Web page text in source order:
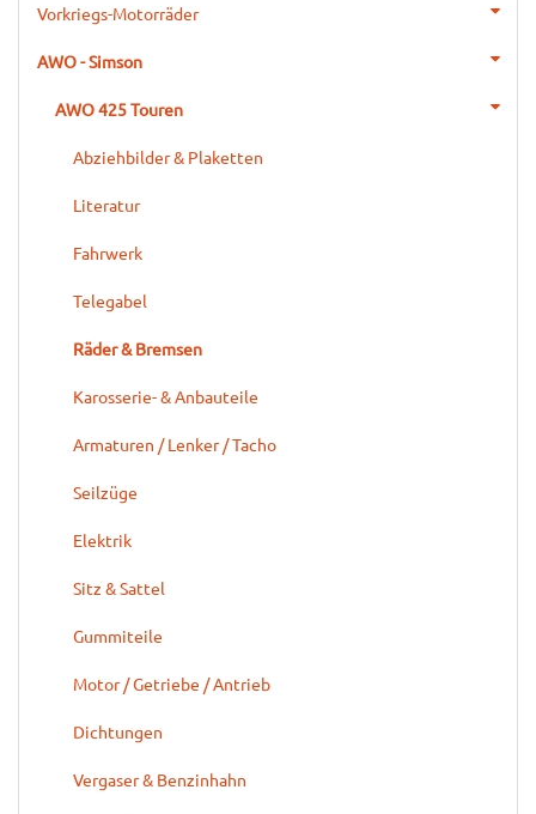
Vorkriegs-Motorräder
AWO - Simson
AWO 425 Touren
Abziehbilder & Plaketten
Literatur
Fahrwerk
Telegabel
Räder & Bremsen
Karosserie- & Anbauteile
Armaturen / Lenker / Tacho
Seilzüge
Elektrik
Sitz & Sattel
Gummiteile
Motor / Getriebe / Antrieb
Dichtungen
Vergaser & Benzinhahn